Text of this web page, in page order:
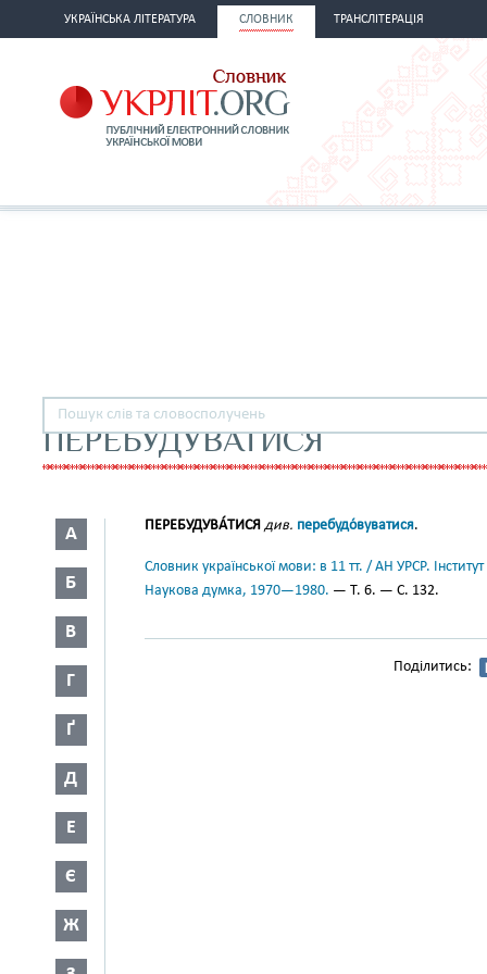
УКРАЇНСЬКА ЛІТЕРАТУРА СЛОВНИК ТРАНСЛІТЕРАЦІЯ
ПЕРЕБУДУВАТИСЯ
А
Б
В
Г
Ґ
Д
Е
Є
Ж
ПЕРЕБУДУВА́ТИСЯ див. перебудо́вуватися.
Словник української мови: в 11 тт. / АН УРСР.
Наукова думка, 1970—1980. — Т. 6. — С. 132.
Поділитись: